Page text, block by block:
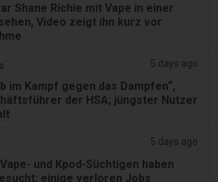
Shane Richie mit Vape in einer
Video zeigt ihn kurz vor
5 days ago
im Kampf gegen das Dampfen“,
der HSA; jüngster Nutzer
5 days ago
und Kpod-Süchtigen haben
einige verloren Jobs